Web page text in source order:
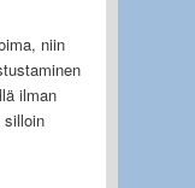
niin
ilman
silloin